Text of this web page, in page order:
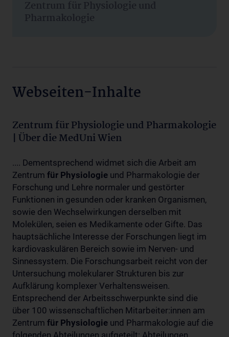
Zentrum für Physiologie und
Pharmakologie
Webseiten-Inhalte
Zentrum für Physiologie und Pharmakologie
| Über die MedUni Wien
.... Dementsprechend widmet sich die Arbeit am
Zentrum für Physiologie und Pharmakologie der
Forschung und Lehre normaler und gestörter
Funktionen in gesunden oder kranken Organismen,
sowie den Wechselwirkungen derselben mit
Molekülen, seien es Medikamente oder Gifte. Das
hauptsächliche Interesse der Forschungen liegt im
kardiovaskulären Bereich sowie im Nerven- und
Sinnessystem. Die Forschungsarbeit reicht von der
Untersuchung molekularer Strukturen bis zur
Aufklärung komplexer Verhaltensweisen.
Entsprechend der Arbeitsschwerpunkte sind die
über 100 wissenschaftlichen Mitarbeiter:innen am
Zentrum für Physiologie und Pharmakologie auf die
folgenden Abteilungen aufgeteilt: Abteilungen